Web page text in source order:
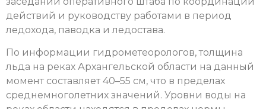
действий и руководству работами в период
ледохода, паводка и ледостава.
По информации гидрометеорологов, толщина
льда на реках Архангельской области на данный
момент составляет 40–55 см, что в пределах
среднемноголетних значений. Уровни воды на